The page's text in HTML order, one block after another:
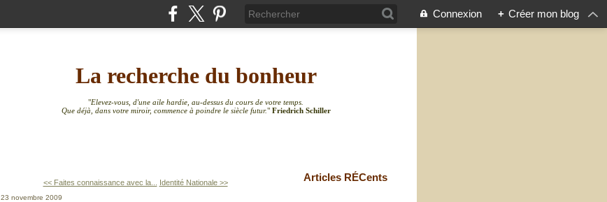
Connexion + Créer mon blog
La recherche du bonheur
"Elevez-vous, d'une aile hardie, au-dessus du cours de votre temps.
Que déjà, dans votre miroir, commence à poindre le siècle futur." Friedrich Schiller
<< Faites connaissance avec la... Identité Nationale >>
23 novembre 2009
Articles RÉCents